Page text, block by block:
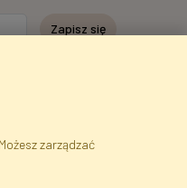
Zapisz się
zarządzać